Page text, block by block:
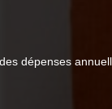
dépenses